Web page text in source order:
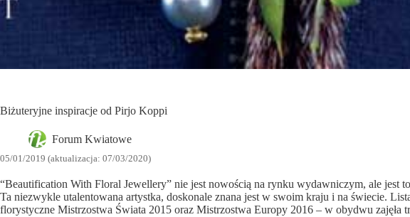
Biżuteryjne inspiracje od Pirjo Koppi
Forum Kwiatowe
05/01/2019 (aktualizacja: 07/03/2020)
“Beautification With Floral Jewellery” nie jest nowością na rynku wydawniczym, ale
Ta niezwykle utalentowana artystka, doskonale znana jest w swoim kraju i na świecie.
florystyczne Mistrzostwa Świata 2015 oraz Mistrzostwa Europy 2016 – w obydwu